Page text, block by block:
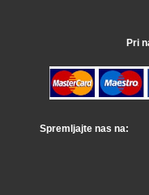
Pri
Spremljajte nas na: